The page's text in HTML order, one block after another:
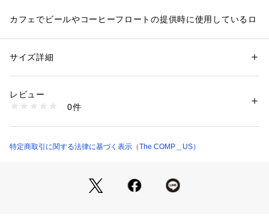
カフェでビールやコーヒーフロートの提供時に使用しているロ
性別：レディース
商品番号：
BC-PINTGLASS （ショップ）
サイズ詳細
レビュー
0件
特定商取引に関する法律に基づく表示（The COMP＿US）